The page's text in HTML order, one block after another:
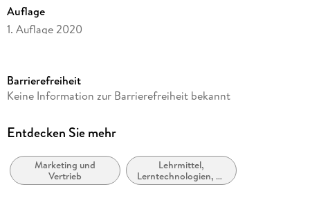
Auflage
1. Auflage 2020
Reihe
Autor/Autorin
Verlag/Hersteller
Springer Gabler
Barrierefreiheit
Keine Information zur Barrierefreiheit bekannt
Entdecken Sie mehr
Marketing und
Vertrieb
Lehrmittel,
Lerntechnologien, E-
Learning